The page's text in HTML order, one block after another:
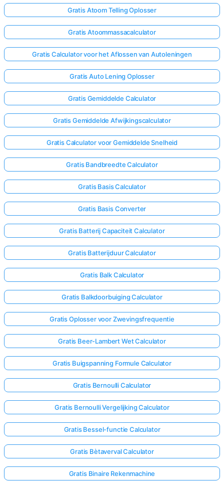
Nog
Geen
Stel
Je
Eerste
Vraag
Gratis Atoom Telling Oplosser
Gratis Atoommassacalculator
Gratis Calculator voor het Aflossen van Autoleningen
Gratis Auto Lening Oplosser
Gratis Gemiddelde Calculator
Gratis Gemiddelde Afwijkingscalculator
Gratis Calculator voor Gemiddelde Snelheid
Gratis Bandbreedte Calculator
Gratis Basis Calculator
Gratis Basis Converter
Gratis Batterij Capaciteit Calculator
Gratis Batterijduur Calculator
Gratis Balk Calculator
Gratis Balkdoorbuiging Calculator
Gratis Oplosser voor Zwevingsfrequentie
Gratis Beer-Lambert Wet Calculator
Gratis Buigspanning Formule Calculator
Gratis Bernoulli Calculator
Gratis Bernoulli Vergelijking Calculator
Gratis Bessel-functie Calculator
Gratis Bètaverval Calculator
Gratis Binaire Rekenmachine